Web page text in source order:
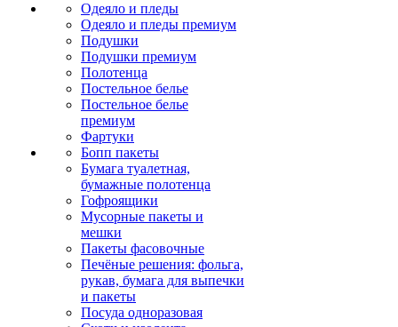
Одеяло и пледы
Одеяло и пледы премиум
Подушки
Подушки премиум
Полотенца
Постельное белье
Постельное белье
премиум
Фартуки
Бопп пакеты
Бумага туалетная,
бумажные полотенца
Гофроящики
Мусорные пакеты и
мешки
Пакеты фасовочные
Печёные решения: фольга,
рукав, бумага для выпечки
и пакеты
Посуда одноразовая